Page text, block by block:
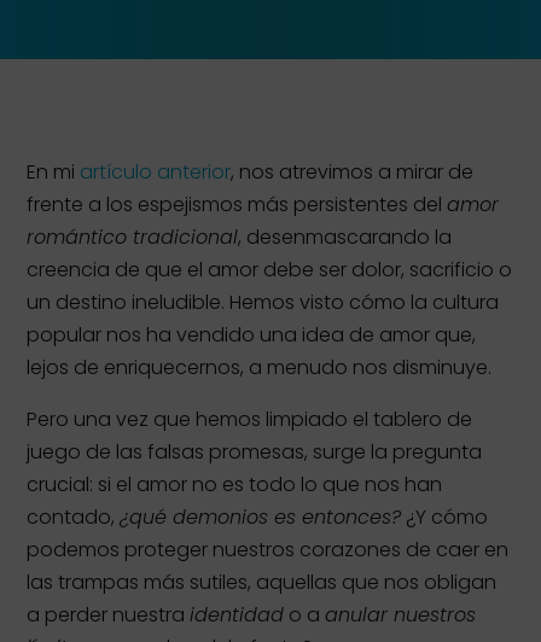
En mi artículo anterior, nos atrevimos a mirar de
frente a los espejismos más persistentes delamor
romántico tradicional, desenmascarando la
creencia de que el amor debe ser dolor, sacrificio o
un destino ineludible. Hemos visto cómo la cultura
popular nos ha vendido una idea de amor que,
lejos de enriquecernos, a menudo nos disminuye.
Pero una vez que hemos limpiado el tablero de
juego de las falsas promesas, surge la pregunta
crucial: si el amor no es todo lo que nos han
contado,¿qué demonios es entonces? ¿Y cómo
podemos proteger nuestros corazones de caer en
las trampas más sutiles, aquellas que nos obligan
a perder nuestraidentidad o aanular nuestros